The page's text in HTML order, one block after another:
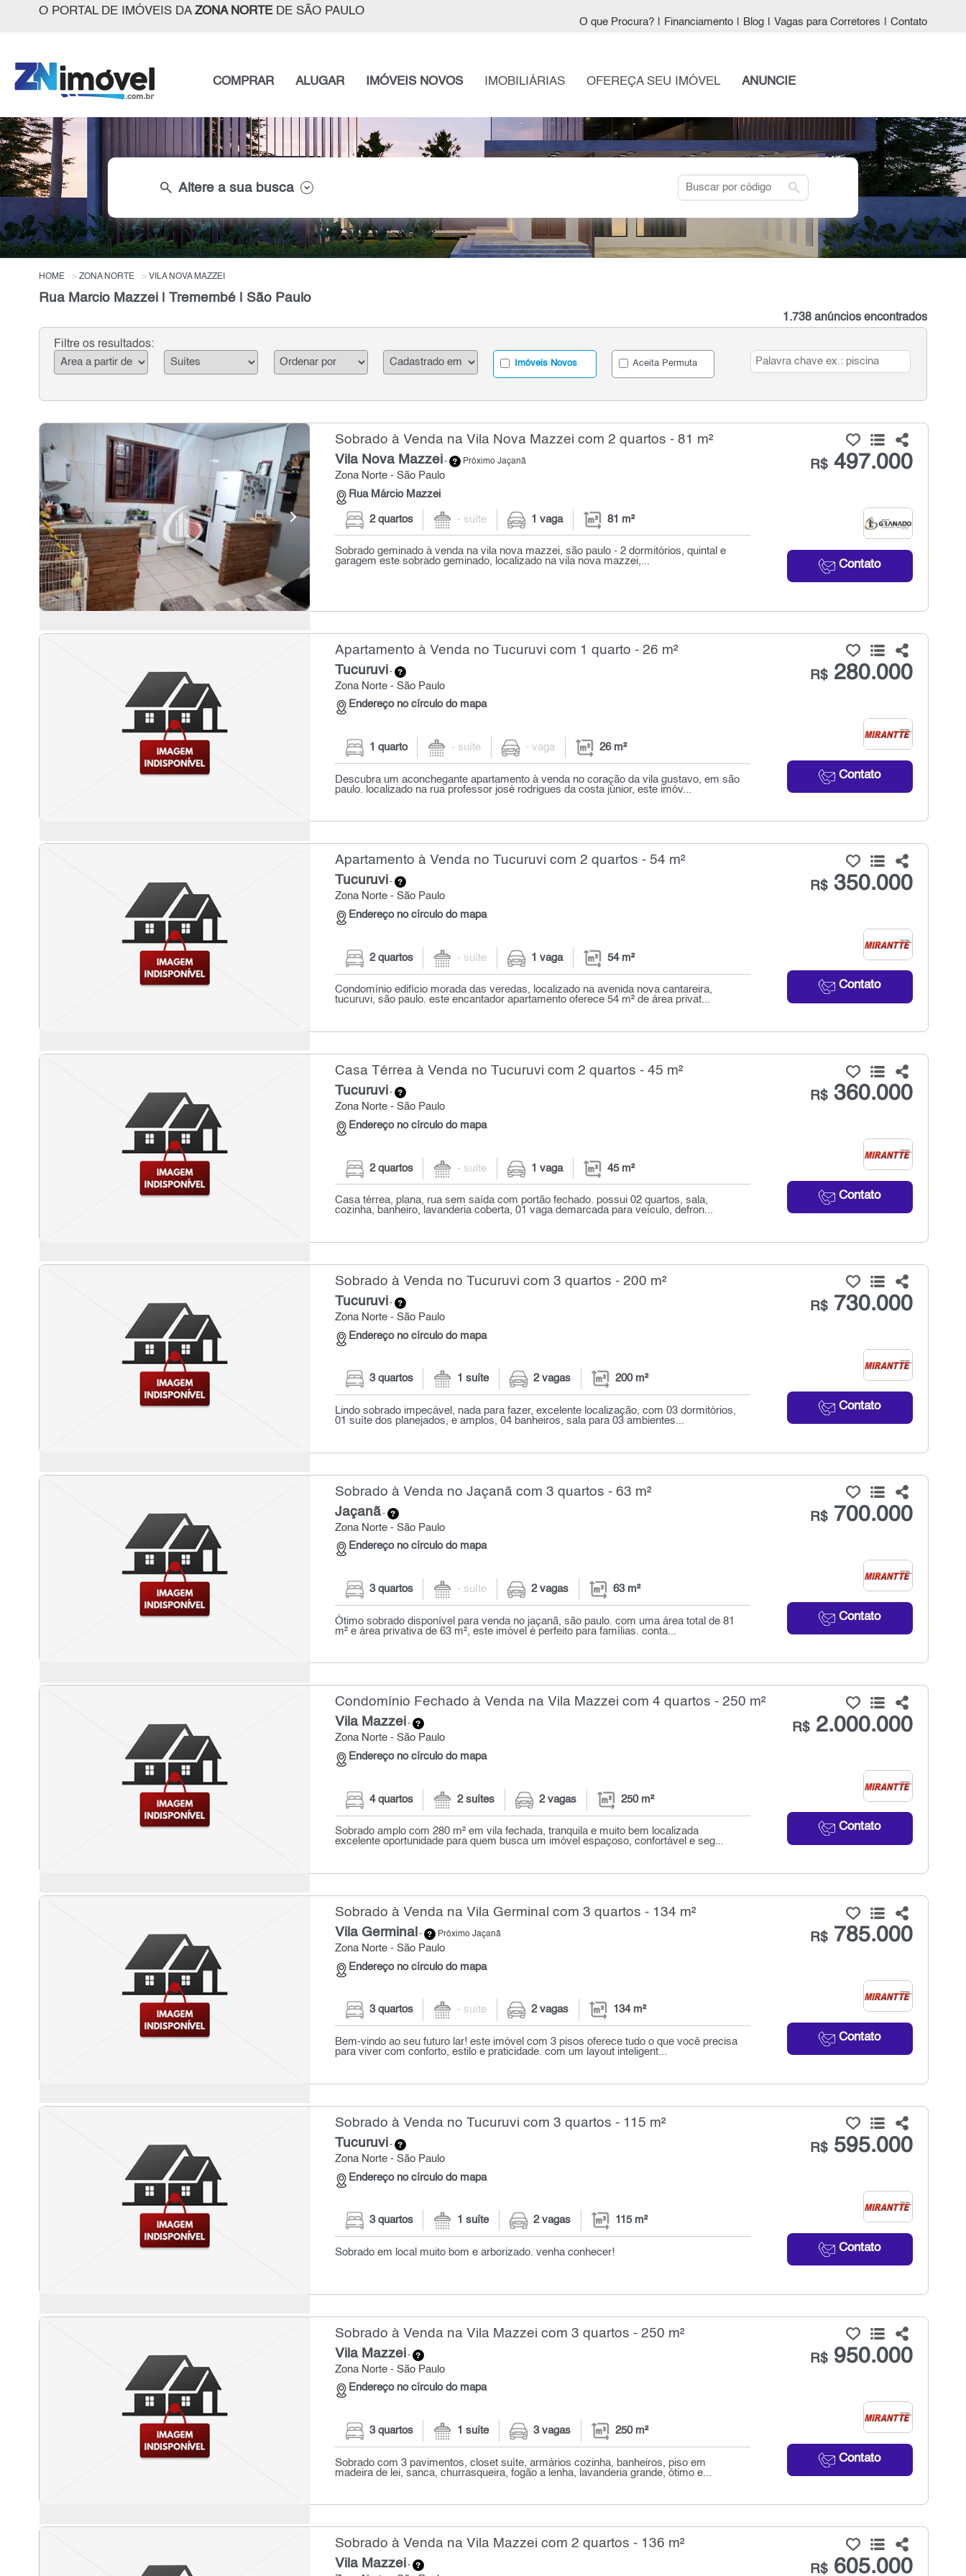
O PORTAL DE IMÓVEIS DA ZONA NORTEDE SÃO PAULO
O que Procura? Financiamento Blog Vagas para Corretores Contato
COMPRAR ALUGAR IMÓVEIS NOVOS IMOBILIÁRIAS OFEREÇA SEU IMÓVEL ANUNCIE
search Altere a sua busca search
HOME ZONA NORTE VILA NOVA MAZZEI
Rua Marcio Mazzei | Tremembé | São Paulo
1.738 anúncios encontrados
Filtre os resultados:
Imóveis Novos Aceita Permuta
Sobrado à Venda na Vila Nova Mazzei com 2 quartos - 81 m²
Vila Nova Mazzei- Próximo Jaçanã
Zona Norte - São Paulo
Rua Márcio Mazzei
R$497.000
Contato
2 quartos - suíte 1 vaga 81 m²
Sobrado geminado à venda na vila nova mazzei, são paulo - 2 dormitórios, quintal e
garagem este sobrado geminado, localizado na vila nova mazzei,...
Apartamento à Venda no Tucuruvi com 1 quarto - 26 m²
Tucuruvi-
Zona Norte - São Paulo
Endereço no círculo do mapa
R$280.000
Contato
1 quarto - suíte - vaga 26 m²
Descubra um aconchegante apartamento à venda no coração da vila gustavo, em são
paulo. localizado na rua professor josé rodrigues da costa júnior, este imóv...
Apartamento à Venda no Tucuruvi com 2 quartos - 54 m²
Tucuruvi-
Zona Norte - São Paulo
Endereço no círculo do mapa
R$350.000
Contato
2 quartos - suíte 1 vaga 54 m²
Condomínio edifício morada das veredas, localizado na avenida nova cantareira,
tucuruvi, são paulo. este encantador apartamento oferece 54 m² de área privat...
Casa Térrea à Venda no Tucuruvi com 2 quartos - 45 m²
Tucuruvi-
Zona Norte - São Paulo
Endereço no círculo do mapa
R$360.000
Contato
2 quartos - suíte 1 vaga 45 m²
Casa térrea, plana, rua sem saída com portão fechado. possui 02 quartos, sala,
cozinha, banheiro, lavanderia coberta, 01 vaga demarcada para veículo, defron...
Sobrado à Venda no Tucuruvi com 3 quartos - 200 m²
Tucuruvi-
Zona Norte - São Paulo
Endereço no círculo do mapa
R$730.000
Contato
3 quartos 1 suíte 2 vagas 200 m²
Lindo sobrado impecável, nada para fazer, excelente localização, com 03 dormitórios,
01 suíte dos planejados, e amplos, 04 banheiros, sala para 03 ambientes...
Sobrado à Venda no Jaçanã com 3 quartos - 63 m²
Jaçanã-
Zona Norte - São Paulo
Endereço no círculo do mapa
R$700.000
Contato
3 quartos - suíte 2 vagas 63 m²
Ótimo sobrado disponível para venda no jaçanã, são paulo. com uma área total de 81
m² e área privativa de 63 m², este imóvel é perfeito para famílias. conta...
Condomínio Fechado à Venda na Vila Mazzei com 4 quartos - 250 m²
Vila Mazzei-
Zona Norte - São Paulo
Endereço no círculo do mapa
R$2.000.000
Contato
4 quartos 2 suítes 2 vagas 250 m²
Sobrado amplo com 280 m² em vila fechada, tranquila e muito bem localizada
excelente oportunidade para quem busca um imóvel espaçoso, confortável e seg...
Sobrado à Venda na Vila Germinal com 3 quartos - 134 m²
Vila Germinal - Próximo Jaçanã
Zona Norte - São Paulo
Endereço no círculo do mapa
R$785.000
Contato
3 quartos - suíte 2 vagas 134 m²
Bem-vindo ao seu futuro lar! este imóvel com 3 pisos oferece tudo o que você precisa
para viver com conforto, estilo e praticidade. com um layout inteligent...
Sobrado à Venda no Tucuruvi com 3 quartos - 115 m²
Tucuruvi-
Zona Norte - São Paulo
Endereço no círculo do mapa
R$595.000
Contato
3 quartos 1 suíte 2 vagas 115 m²
Sobrado em local muito bom e arborizado. venha conhecer!
Sobrado à Venda na Vila Mazzei com 3 quartos - 250 m²
Vila Mazzei-
Zona Norte - São Paulo
Endereço no círculo do mapa
R$950.000
Contato
3 quartos 1 suíte 3 vagas 250 m²
Sobrado com 3 pavimentos, closet suíte, armários cozinha, banheiros, piso em
madeira de lei, sanca, churrasqueira, fogão a lenha, lavanderia grande, ótimo e...
Sobrado à Venda na Vila Mazzei com 2 quartos - 136 m²
Vila Mazzei- R$605.000